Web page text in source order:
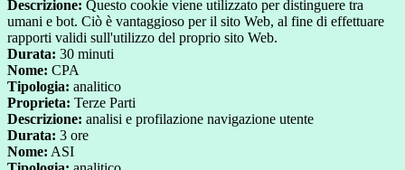
Descrizione: Questo cookie viene utilizzato per distinguere tra
umani e bot. Ciò è vantaggioso per il sito Web, al fine di effettuare
rapporti validi sull'utilizzo del proprio sito Web.
Durata: 30 minuti
Nome: CPA
Tipologia: analitico
Proprieta: Terze Parti
Descrizione: analisi e profilazione navigazione utente
Durata: 3 ore
Nome: ASI